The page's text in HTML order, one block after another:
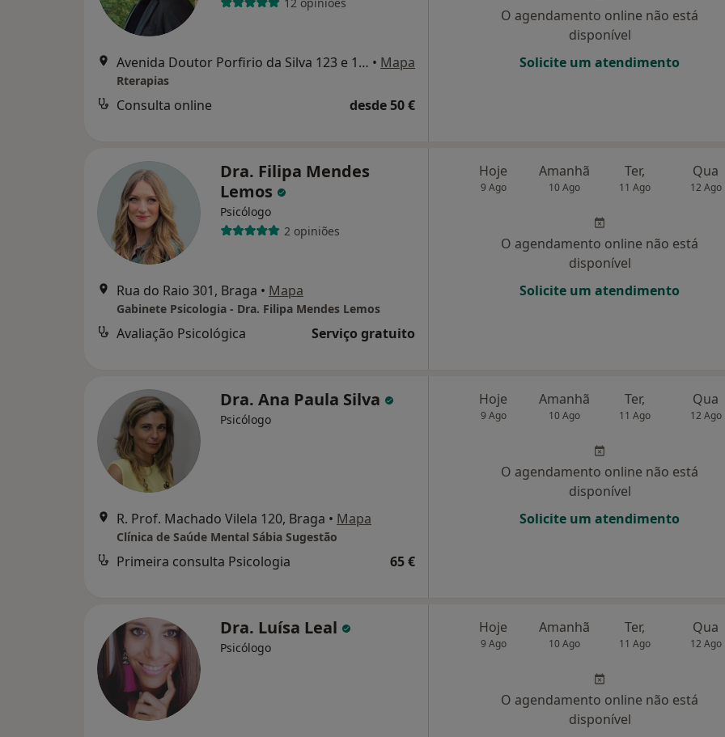
Avenida Doutor Porfirio da Silva 123 e 127, Braga • Mapa
Rterapias
Consulta online desde 50 €
O agendamento online não está
disponível
Solicite um atendimento
Dra. Filipa Mendes
Lemos
Psicólogo
2 opiniões
Rua do Raio 301, Braga • Mapa
Gabinete Psicologia - Dra. Filipa Mendes Lemos
Avaliação Psicológica Serviço gratuito
Hoje
9 Ago
Amanhã
10 Ago
Ter,
11 Ago
Qua
12 Ago
O agendamento online não está
disponível
Solicite um atendimento
Dra. Ana Paula Silva
Psicólogo
R. Prof. Machado Vilela 120, Braga • Mapa
Clínica de Saúde Mental Sábia Sugestão
Primeira consulta Psicologia 65 €
Hoje
9 Ago
Amanhã
10 Ago
Ter,
11 Ago
Qua
12 Ago
O agendamento online não está
disponível
Solicite um atendimento
Dra. Luísa Leal
Psicólogo
Hoje
9 Ago
Amanhã
10 Ago
Ter,
11 Ago
Qua
12 Ago
O agendamento online não está
disponível